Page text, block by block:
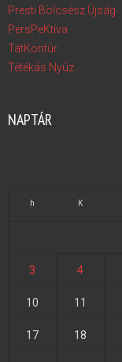
Presti Bölcsész Újság
PersPeKtíva
TátKontúr
Tétékás Nyúz
NAPTÁR
h K
3 4
10 11
17 18